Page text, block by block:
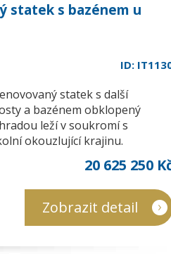
statek s bazénem u
ID:
statek s další
a bazénem obklopený
leží v soukromí s
okouzlující krajinu.
20 625 250
Zobrazit detail